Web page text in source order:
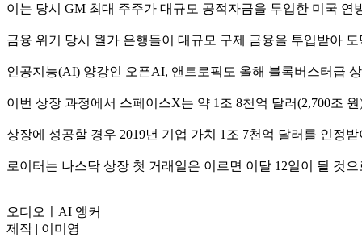
이는 당시 GM 최대 주주가 대규모 공적자금을 투입한 미국
금융 위기 당시 월가 은행들이 대규모 구제 금융을 투입받아
인공지능(AI) 양강인 오픈AI, 앤트로픽도 올해 블록버스터급
이번 상장 과정에서 스페이스X는 약 1조 8천억 달러(2,700조
상장에 성공할 경우 2019년 기업 가치 1조 7천억 달러를 인정
로이터는 나스닥 상장 첫 거래일은 이르면 이달 12일이 될 것
오디오ㅣAI 앵커
제작 | 이미영